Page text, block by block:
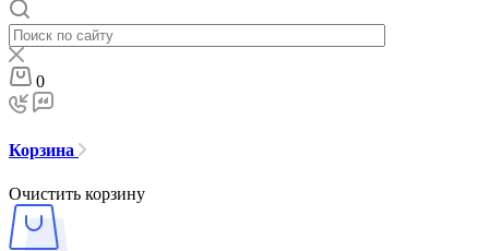
0
Корзина
Очистить корзину